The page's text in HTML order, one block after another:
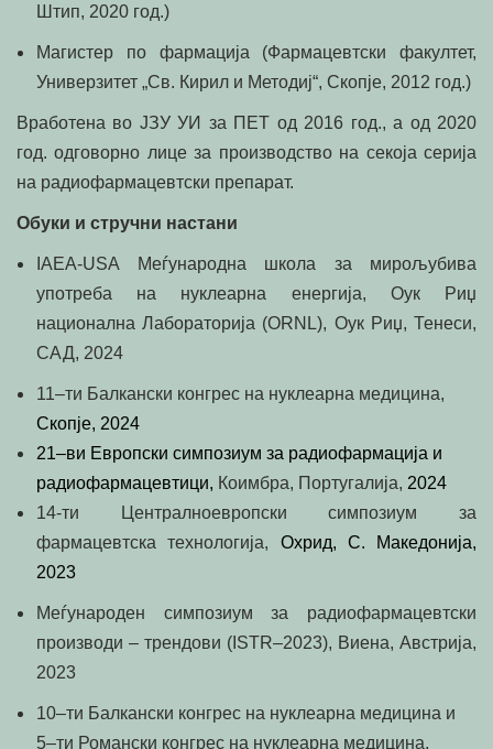
Штип, 2020 год.)
Магистер по фармација (Фармацевтски факултет,
Универзитет „Св. Кирил и Методиј“, Скопје, 2012 год.)
Вработена во ЈЗУ УИ за ПЕТ од 2016 год., а од 2020
год. одговорно лице за производство на секоја серија
на радиофармацевтски препарат.
Обуки и стручни настани
IAEA-USA Mеѓународнa школа за мирољубива
употреба на нуклеарна енергија, Оук Риџ
национална Лабораторија (ORNL), Оук Риџ, Тенеси,
САД, 2024
11–ти Балкански конгрес на нуклеарна медицина,
Скопје, 2024
21–ви Европски симпозиум за радиофармација и
радиофармацевтици, Коимбра, Португалија, 2024
14-ти Централноевропски симпозиум за
фармацевтска технологија, Охрид, С. Македонија,
2023
Меѓународен симпозиум за радиофармацевтски
производи – трендови ( ISTR–2023), Виена, Австрија,
2023
10–ти Балкански конгрес на нуклеарна медицина и
5–ти Романски конгрес на нуклеарна медицина,